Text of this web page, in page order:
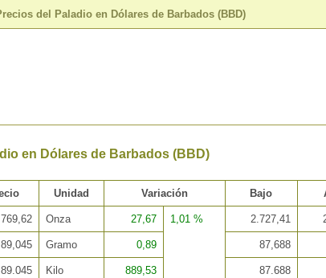
del Paladio en Dólares de Barbados (BBD)
en Dólares de Barbados (BBD)
Unidad Variación Bajo
Onza 27,67 1,01 % 2.727,41
89,045 Gramo 0,89 87,688
89.045 Kilo 889,53 87.688